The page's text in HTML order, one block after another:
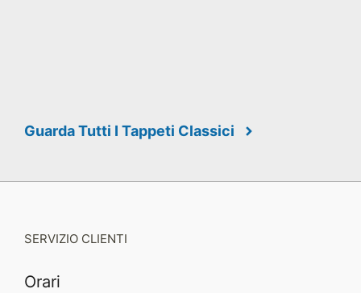
Guarda Tutti I Tappeti Classici
SERVIZIO CLIENTI
Orari